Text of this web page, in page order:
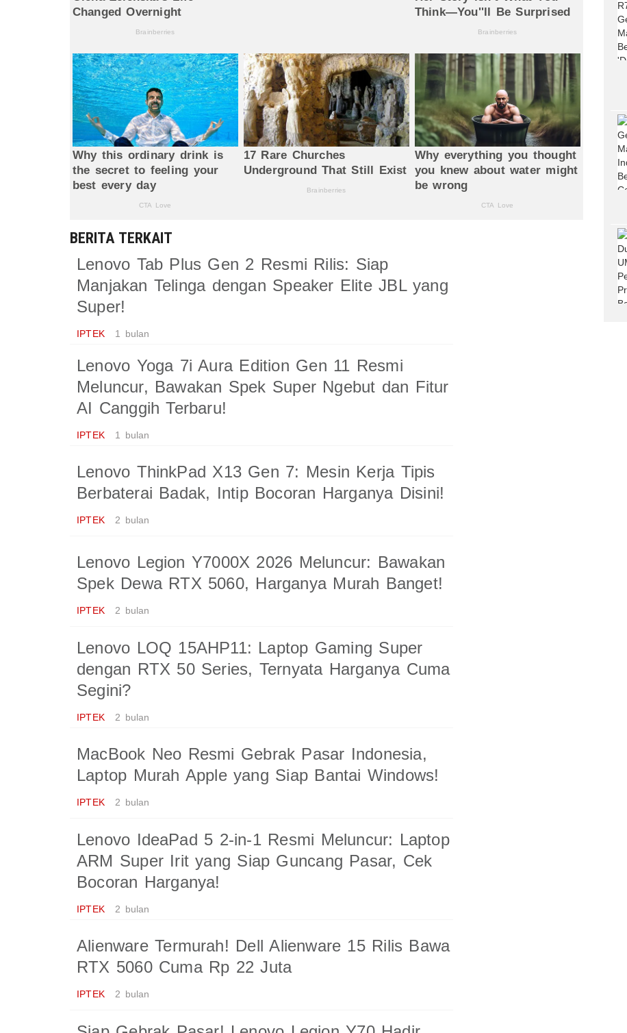
BERITA TERKAIT
Lenovo Tab Plus Gen 2 Resmi Rilis: Siap
Manjakan Telinga dengan Speaker Elite JBL yang
Super!
IPTEK 1 bulan
Lenovo Yoga 7i Aura Edition Gen 11 Resmi
Meluncur, Bawakan Spek Super Ngebut dan Fitur
AI Canggih Terbaru!
IPTEK 1 bulan
Lenovo ThinkPad X13 Gen 7: Mesin Kerja Tipis
Berbaterai Badak, Intip Bocoran Harganya Disini!
IPTEK 2 bulan
Lenovo Legion Y7000X 2026 Meluncur: Bawakan
Spek Dewa RTX 5060, Harganya Murah Banget!
IPTEK 2 bulan
Lenovo LOQ 15AHP11: Laptop Gaming Super
dengan RTX 50 Series, Ternyata Harganya Cuma
Segini?
IPTEK 2 bulan
MacBook Neo Resmi Gebrak Pasar Indonesia,
Laptop Murah Apple yang Siap Bantai Windows!
IPTEK 2 bulan
Lenovo IdeaPad 5 2-in-1 Resmi Meluncur: Laptop
ARM Super Irit yang Siap Guncang Pasar, Cek
Bocoran Harganya!
IPTEK 2 bulan
Alienware Termurah! Dell Alienware 15 Rilis Bawa
RTX 5060 Cuma Rp 22 Juta
IPTEK 2 bulan